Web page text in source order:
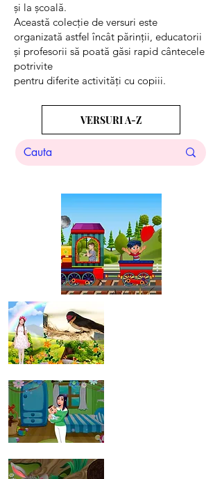
și la școală.
Această colecție de versuri este
organizată astfel încât părinții, educatorii
și profesorii să poată găsi rapid cântecele
potrivite
pentru diferite activități cu copiii.
VERSURI A-Z